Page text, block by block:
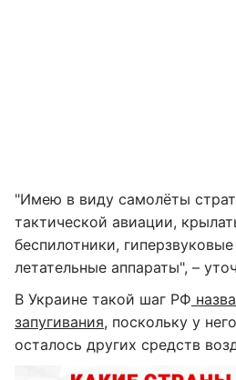
"Имею в виду самолёты
тактической авиации,
беспилотники,
летательные аппараты", –
В Украине такой шаг РФ
запугивания, поскольку у
осталось других средств